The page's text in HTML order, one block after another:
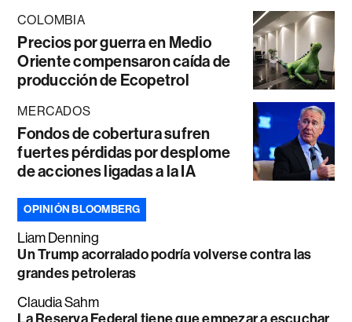
COLOMBIA
Precios por guerra en Medio
Oriente compensaron caída de
producción de Ecopetrol
MERCADOS
Fondos de cobertura sufren
fuertes pérdidas por desplome
de acciones ligadas a la IA
OPINIÓN BLOOMBERG
Liam Denning
Un Trump acorralado podría volverse contra las
grandes petroleras
Claudia Sahm